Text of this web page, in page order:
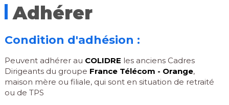
Adhérer
Condition d'adhésion :
Peuvent adhérer au COLIDRE les anciens Cadres
Dirigeants du groupe France Télécom - Orange,
maison mère ou filiale, qui sont en situation de retraité
ou de TPS